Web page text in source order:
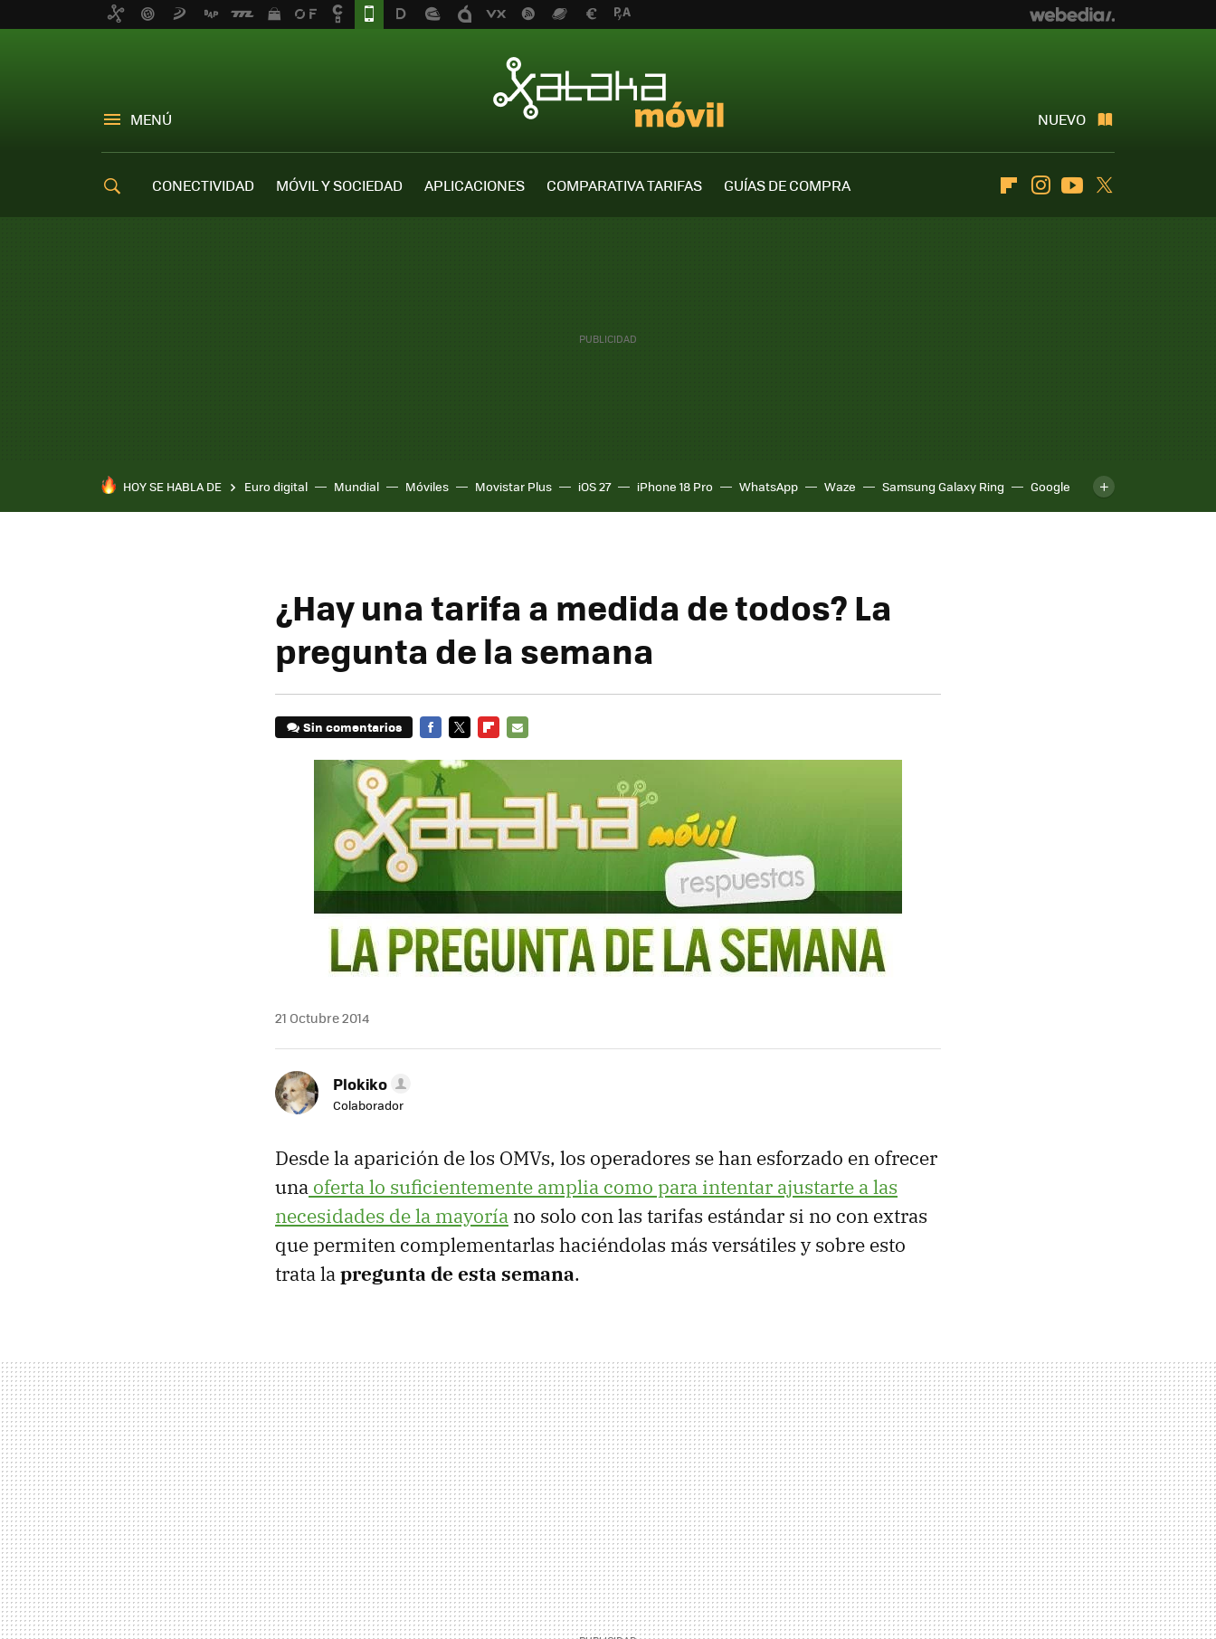
MENÚ NUEVO
CONECTIVIDAD MÓVIL Y SOCIEDAD APLICACIONES COMPARATIVA TARIFAS
GUÍAS DE COMPRA
FlipboardInstagramYoutube
HOY SE HABLA DE Euro digital Mundial Móviles Movistar Plus iOS 27 iPhone 18 Pro WhatsApp Waze Samsung Galaxy Ring
Google
Pixel 10a
¿Hay una tarifa a medida de todos? La
pregunta de la semana
Sin comentarios
21 Octubre 2014
Plokiko
Colaborador
Desde la aparición de los OMVs, los operadores se han esforzado en ofrecer
una oferta lo suficientemente amplia como para intentar ajustarte a las
necesidades de la mayoría no solo con las tarifas estándar si no con extras
que permiten complementarlas haciéndolas más versátiles y sobre esto
trata lapregunta de esta semana.